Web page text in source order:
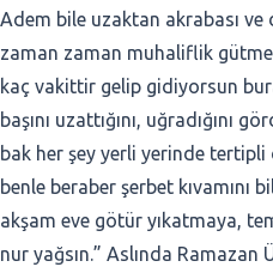
Adem bile uzaktan akrabası ve
zaman zaman muhaliflik
kaç vakittir gelip gidiyorsun
başını uzattığını, uğradığını
bak her şey yerli yerinde
benle beraber şerbet kıvamını
akşam eve götür yıkatmaya,
nur yağsın.” Aslında Ramazan